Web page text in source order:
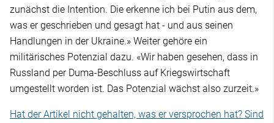
zunächst die Intention. Die erkenne ich bei Putin aus dem,
was er geschrieben und gesagt hat - und aus seinen
Handlungen in der Ukraine.» Weiter gehöre ein
militärisches Potenzial dazu. «Wir haben gesehen, dass in
Russland per Duma-Beschluss auf Kriegswirtschaft
umgestellt worden ist. Das Potenzial wächst also zurzeit.»
Hat der Artikel nicht gehalten, was er versprochen hat? Sind